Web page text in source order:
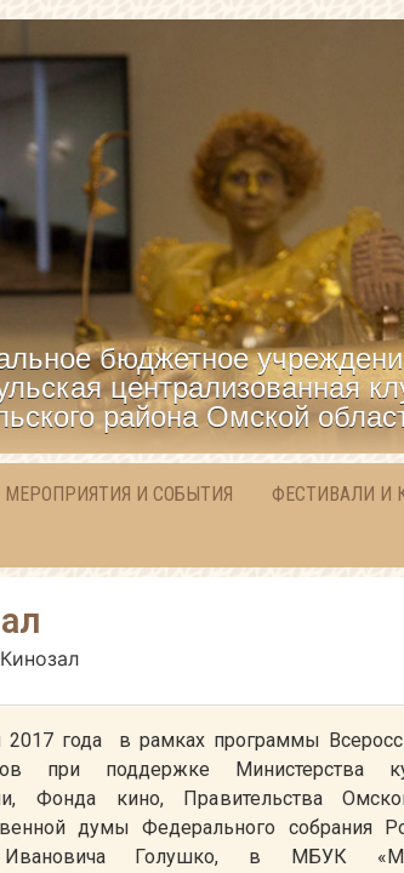
бюджетное
централизованная
района Омской
МЕРОПРИЯТИЯ И СОБЫТИЯ ФЕСТИВАЛИ И
Кинозал
2017 года в рамках программы
при поддержке Министерства
Фонда кино, Правительства
думы Федерального собрания
Ивановича Голушко, в МБУК